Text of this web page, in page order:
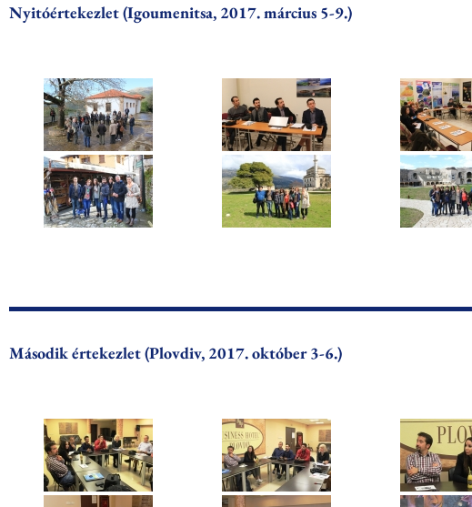
Nyitóértekezlet (Igoumenitsa, 2017. március 5-9.)
Második értekezlet (Plovdiv, 2017. október 3-6.)